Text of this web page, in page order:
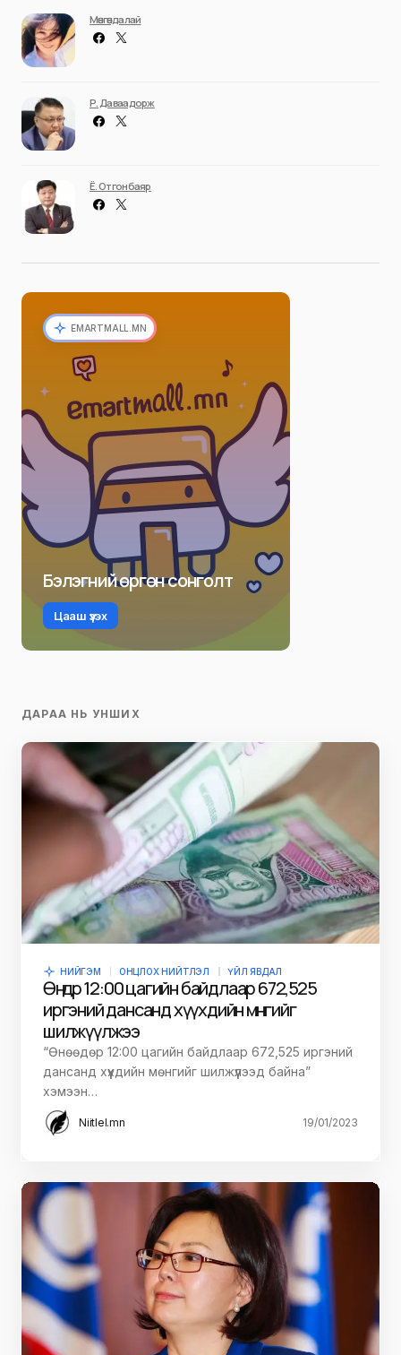
Мөнгөндалай
Р. Даваадорж
Ё. Отгонбаяр
EMARTMALL.MN
Бэлэгний өргөн сонголт
Цааш үзэх
ДАРАА НЬ УНШИХ
НИЙГЭМ ОНЦЛОХ НИЙТЛЭЛ ҮЙЛ ЯВДАЛ
Өнөөдөр 12:00 цагийн байдлаар 672,525
иргэний дансанд хүүхдийн мөнгийг
шилжүүлжээ
“Өнөөдөр 12:00 цагийн байдлаар 672,525 иргэний
дансанд хүүхдийн мөнгийг шилжүүлээд байна”
хэмээн…
Niitlel.mn 19/01/2023